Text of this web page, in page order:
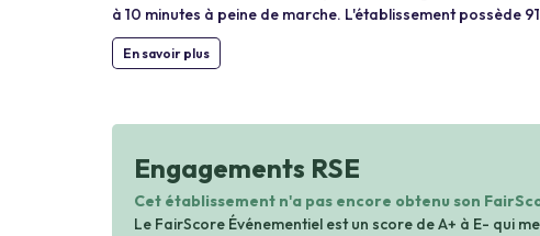
à 10 minutes à peine de marche. L'établissement possède
En savoir plus
Engagements RSE
Cet établissement n'a pas encore obtenu son
Le FairScore Événementiel est un score de A+ à E- qui